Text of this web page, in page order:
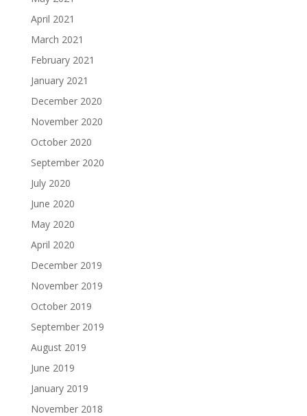
April 2021
March 2021
February 2021
January 2021
December 2020
November 2020
October 2020
September 2020
July 2020
June 2020
May 2020
April 2020
December 2019
November 2019
October 2019
September 2019
August 2019
June 2019
January 2019
November 2018